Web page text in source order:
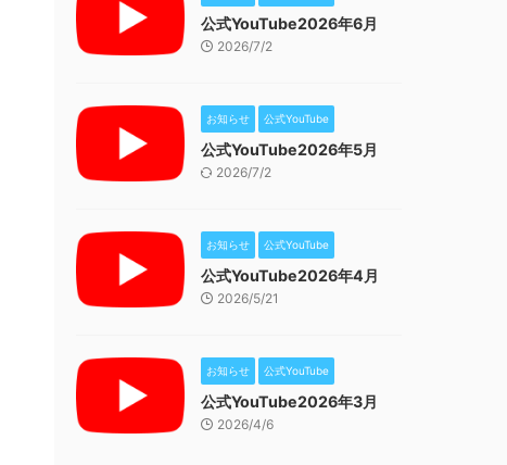
公式YouTube2026年6月
2026/7/2
お知らせ 公式YouTube
公式YouTube2026年5月
2026/7/2
お知らせ 公式YouTube
公式YouTube2026年4月
2026/5/21
お知らせ 公式YouTube
公式YouTube2026年3月
2026/4/6